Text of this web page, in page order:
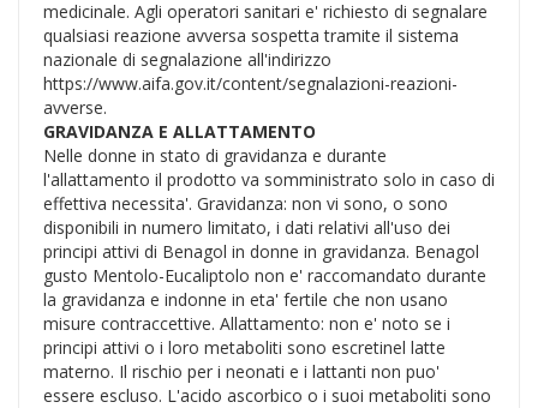
medicinale. Agli operatori sanitari e' richiesto di segnalare
qualsiasi reazione avversa sospetta tramite il sistema
nazionale di segnalazione all'indirizzo
https://www.aifa.gov.it/content/segnalazioni-reazioni-
avverse.
GRAVIDANZA E ALLATTAMENTO
Nelle donne in stato di gravidanza e durante
l'allattamento il prodotto va somministrato solo in caso di
effettiva necessita'. Gravidanza: non vi sono, o sono
disponibili in numero limitato, i dati relativi all'uso dei
principi attivi di Benagol in donne in gravidanza. Benagol
gusto Mentolo-Eucaliptolo non e' raccomandato durante
la gravidanza e indonne in eta' fertile che non usano
misure contraccettive. Allattamento: non e' noto se i
principi attivi o i loro metaboliti sono escretinel latte
materno. Il rischio per i neonati e i lattanti non puo'
essere escluso. L'acido ascorbico o i suoi metaboliti sono